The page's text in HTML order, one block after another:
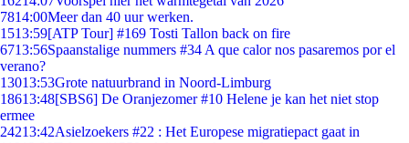
7814:00Meer dan 40 uur werken.
1513:59[ATP Tour] #169 Tosti Tallon back on fire
6713:56Spaanstalige nummers #34 A que calor nos pasaremos por el
verano?
13013:53Grote natuurbrand in Noord-Limburg
18613:48[SBS6] De Oranjezomer #10 Helene je kan het niet stop
ermee
24213:42Asielzoekers #22 : Het Europese migratiepact gaat in